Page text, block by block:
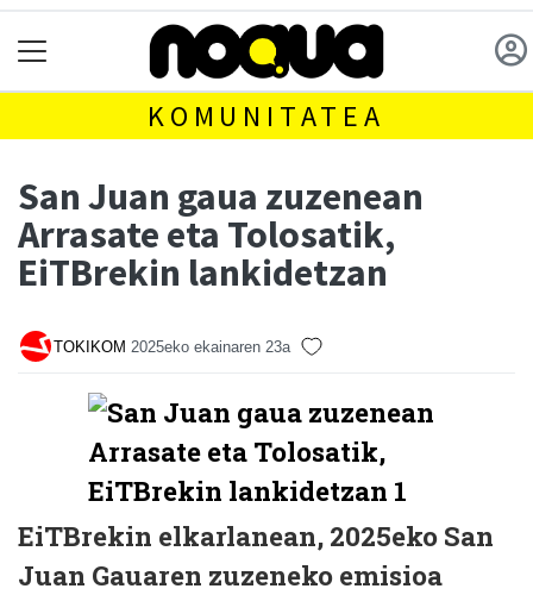
KOMUNITATEA
San Juan gaua zuzenean
Arrasate eta Tolosatik,
EiTBrekin lankidetzan
TOKIKOM 2025eko ekainaren 23a
EiTBrekin elkarlanean, 2025eko San
Juan Gauaren zuzeneko emisioa